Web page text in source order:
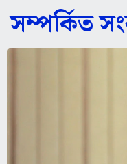
সম্পর্কিত